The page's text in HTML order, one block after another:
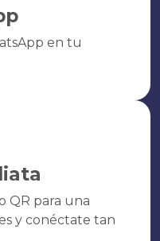
en tu
QR para una
y conéctate tan